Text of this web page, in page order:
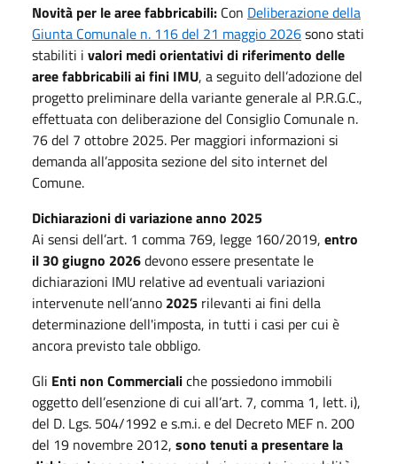
Novità per le aree fabbricabili: Con Deliberazione della
Giunta Comunale n. 116 del 21 maggio 2026sono stati
stabiliti i valori medi orientativi di riferimento delle
aree fabbricabili ai fini IMU, a seguito dell’adozione del
progetto preliminare della variante generale al P.R.G.C.,
effettuata con deliberazione del Consiglio Comunale n.
76 del 7 ottobre 2025. Per maggiori informazioni si
demanda all’apposita sezione del sito internet del
Comune.
Dichiarazioni di variazione anno 2025
Ai sensi dell’art. 1 comma 769, legge 160/2019, entro
il 30 giugno 2026devono essere presentate le
dichiarazioni IMU relative ad eventuali variazioni
intervenute nell’anno 2025 rilevanti ai fini della
determinazione dell'imposta, in tutti i casi per cui è
ancora previsto tale obbligo.
Gli Enti non Commercialiche possiedono immobili
oggetto dell’esenzione di cui all’art. 7, comma 1, lett. i),
del D. Lgs. 504/1992 e s.m.i. e del Decreto MEF n. 200
del 19 novembre 2012, sono tenuti a presentare la